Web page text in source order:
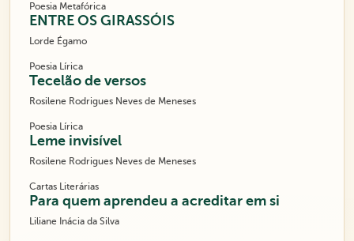
Poesia Metafórica
ENTRE OS GIRASSÓIS
Lorde Égamo
Poesia Lírica
Tecelão de versos
Rosilene Rodrigues Neves de Meneses
Poesia Lírica
Leme invisível
Rosilene Rodrigues Neves de Meneses
Cartas Literárias
Para quem aprendeu a acreditar em si
Liliane Inácia da Silva